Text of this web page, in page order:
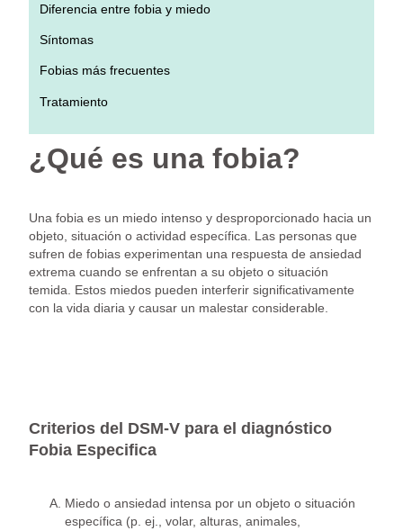
Diferencia entre fobia y miedo
Síntomas
Fobias más frecuentes
Tratamiento
¿Qué es una fobia?
Una fobia es un miedo intenso y desproporcionado hacia un
objeto, situación o actividad específica. Las personas que
sufren de fobias experimentan una respuesta de ansiedad
extrema cuando se enfrentan a su objeto o situación
temida. Estos miedos pueden interferir significativamente
con la vida diaria y causar un malestar considerable.
Criterios del DSM-V para el diagnóstico
Fobia Especifica
Miedo o ansiedad intensa por un objeto o situación
específica (p. ej., volar, alturas, animales,